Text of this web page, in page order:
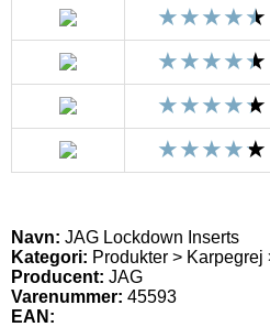
Navn: JAG Lockdown Inserts
Kategori: Produkter >
Producent: JAG
Varenummer: 45593
EAN: